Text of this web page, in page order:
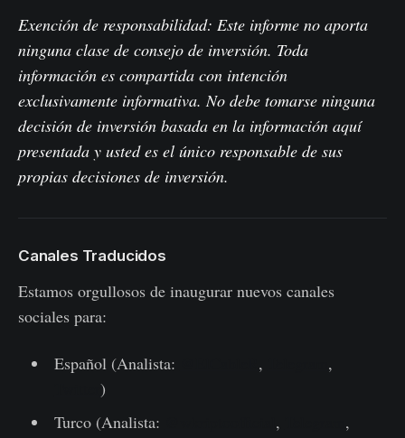
Exención de responsabilidad: Este informe no aporta
ninguna clase de consejo de inversión. Toda
información es compartida con intención
exclusivamente informativa. No debe tomarse ninguna
decisión de inversión basada en la información aquí
presentada y usted es el único responsable de sus
propias decisiones de inversión.
Canales Traducidos
Estamos orgullosos de inaugurar nuevos canales
sociales para:
Español (Analista: ,
,
)
Turco (Analista:
,
,